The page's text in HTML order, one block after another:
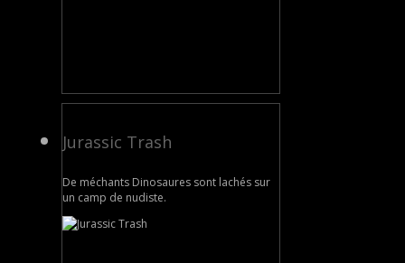
Jurassic Trash
De méchants Dinosaures sont lachés sur
un camp de nudiste.